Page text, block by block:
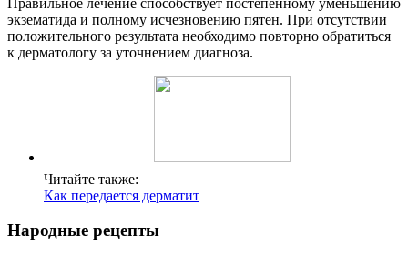
экзематида и полному исчезновению пятен. При отсутствии
положительного результата необходимо повторно обратиться
к дерматологу за уточнением диагноза.
Читайте также:
Как передается дерматит
Народные рецепты